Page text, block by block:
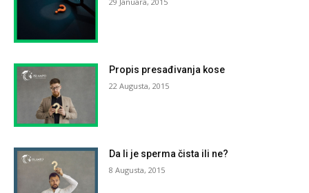
Propis presađivanja kose
22 Augusta, 2015
Da li je sperma čista ili ne?
8 Augusta, 2015